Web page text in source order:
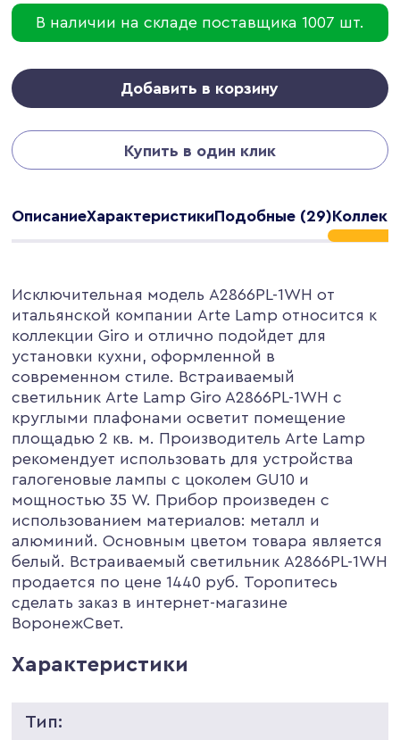
В наличии на складе поставщика 1007 шт.
Добавить в корзину
Купить в один клик
ОписаниеХарактеристикиПодобные (29)
Исключительная модель A2866PL-1WH от
итальянской компании Arte Lamp относится к
коллекции Giro и отлично подойдет для
установки кухни, оформленной в
современном стиле. Встраиваемый
светильник Arte Lamp Giro A2866PL-1WH с
круглыми плафонами осветит помещение
площадью 2 кв. м. Производитель Arte Lamp
рекомендует использовать для устройства
галогеновые лампы с цоколем GU10 и
мощностью 35 W. Прибор произведен с
использованием материалов: металл и
алюминий. Основным цветом товара является
белый. Встраиваемый светильник A2866PL-1WH
продается по цене 1440 руб. Торопитесь
сделать заказ в интернет-магазине
ВоронежСвет.
Характеристики
Тип: